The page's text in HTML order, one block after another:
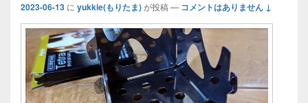
2023-06-13 に yukkie(もりたま)が投稿 — コメントはありません ↓